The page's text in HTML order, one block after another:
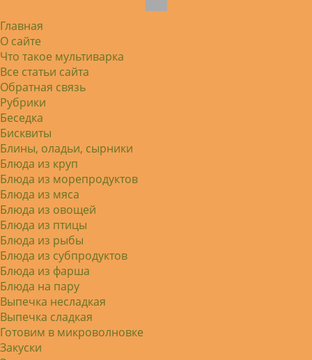
готовила и сырую курочку, и…
Света
Советую простой рецепт как готовили
наши бабушки, на 5 минут…
Главная
О сайте
Что такое мультиварка
Все статьи сайта
Обратная связь
Рубрики
Беседка
Бисквиты
Блины, оладьи, сырники
Блюда из круп
Блюда из морепродуктов
Блюда из мяса
Блюда из овощей
Блюда из птицы
Блюда из рыбы
Блюда из субпродуктов
Блюда из фарша
Блюда на пару
Выпечка несладкая
Выпечка сладкая
Готовим в микроволновке
Закуски